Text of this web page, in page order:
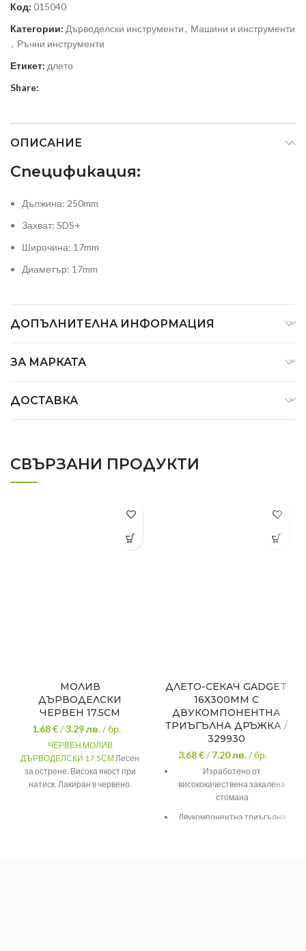
Код: 015040
Категории: Дърводелски инструменти, Машини и инструменти
, Ръчни инструменти
Етикет: длето
Share:
ОПИСАНИЕ
Спецификация:
Дължина: 250mm
Захват: SDS+
Широчина: 17mm
Диаметър: 17mm
ДОПЪЛНИТЕЛНА ИНФОРМАЦИЯ
ЗА МАРКАТА
ДОСТАВКА
СВЪРЗАНИ ПРОДУКТИ
МОЛИВ
ДЪРВОДЕЛСКИ
ЧЕРВЕН 17.5СМ
1.68 €/3.29лв./ бр.
ЧЕРВЕН МОЛИВ
ДЪРВОДЕЛСКИ 17.5СМ Лесен
за острене. Висока якост при
натиск. Лакиран в червено.
ДЛЕТО-СЕКАЧ GADGET
16Х300MM С
ДВУКОМПОНЕНТНА
ТРИЪГЪЛНА ДРЪЖКА /
329930
3.68 €/7.20лв./ бр.
Изработено от
висококачествена закалена
стомана
Двукомпонентна триъгълна